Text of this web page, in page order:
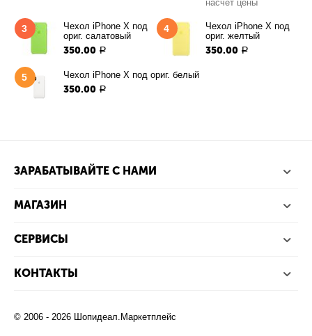
насчёт цены
3
Чехол iPhone X под
ориг. салатовый
350.00 Р
4
Чехол iPhone X под
ориг. желтый
350.00 Р
5 Чехол iPhone X под ориг. белый
350.00 Р
ЗАРАБАТЫВАЙТЕ С НАМИ
МАГАЗИН
СЕРВИСЫ
КОНТАКТЫ
© 2006 - 2026 Шопидеал.Маркетплейс